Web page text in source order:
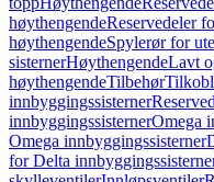
høythengendeReservedeler
høythengendeSpylerør for
sisternerHøythengendeLavt
høythengendeTilbehør
innbyggingssisterner
innbyggingssisternerOmega
Omega innbyggingssisterner
for Delta